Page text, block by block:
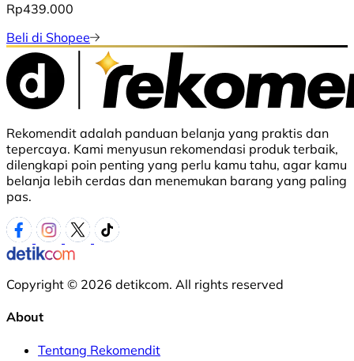
Rp439.000
Beli di Shopee
Rekomendit adalah panduan belanja yang praktis dan
tepercaya. Kami menyusun rekomendasi produk terbaik,
dilengkapi poin penting yang perlu kamu tahu, agar kamu
belanja lebih cerdas dan menemukan barang yang paling
pas.
Copyright © 2026 detikcom. All rights reserved
About
Tentang Rekomendit